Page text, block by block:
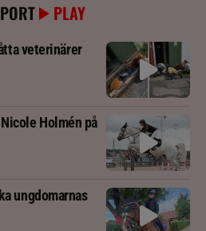
PLAY
veterinärer
Holmén på
ungdomarnas